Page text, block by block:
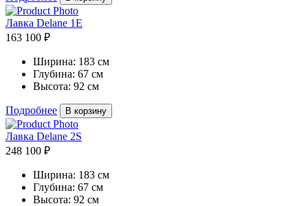
Лавка Delane 1E
163 100 ₽
Ширина: 183 см
Глубина: 67 см
Высота: 92 см
Подробнее В корзину
Лавка Delane 2S
248 100 ₽
Ширина: 183 см
Глубина: 67 см
Высота: 92 см